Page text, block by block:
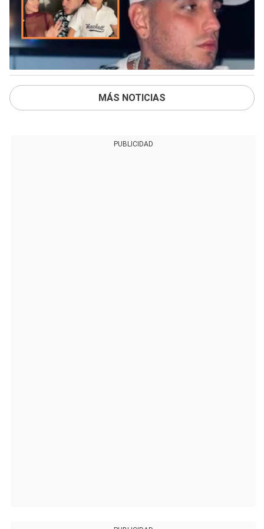
MÁS NOTICIAS
PUBLICIDAD